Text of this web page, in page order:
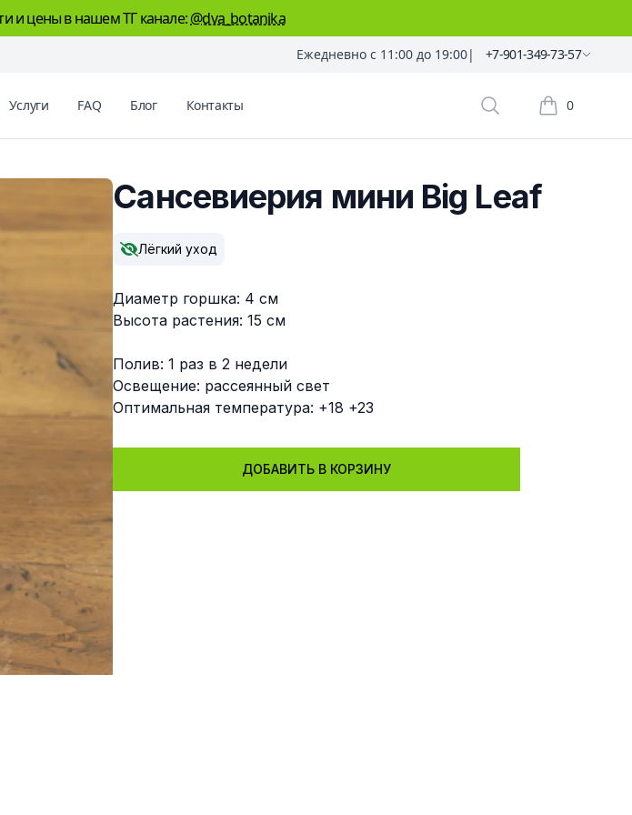
и цены в нашем ТГ канале:@dva_botanika
Ежедневно с 11:00 до 19:00| +7-901-349-73-57
Услуги FAQ Блог Контакты Поиск растений
0
Корзина
Сансевиерия мини Big Leaf
Описание
Лёгкий уход
Диаметр горшка: 4 см
Высота растения: 15 см
Полив: 1 раз в 2 недели
Освещение: рассеянный свет
Оптимальная температура: +18 +23
ДОБАВИТЬ В КОРЗИНУ